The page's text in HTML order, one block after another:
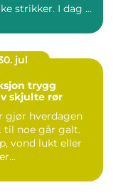
strikker. I dag er
jul
trygg
skjulte rør
gjør hverdagen
til noe går galt.
vond lukt eller